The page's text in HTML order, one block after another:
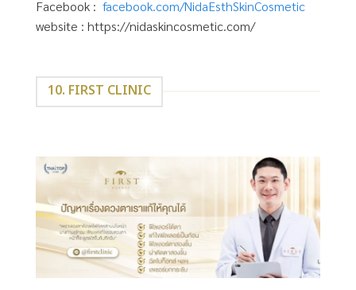
Facebook : facebook.com/NidaEsthSkinCosmetic
website : https://nidaskincosmetic.com/
10. FIRST CLINIC